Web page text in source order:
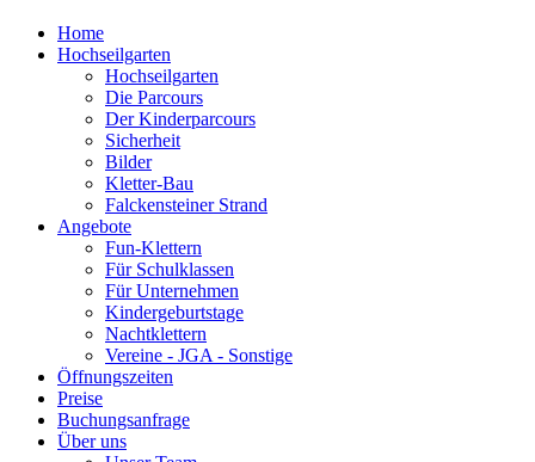
Home
Hochseilgarten
Hochseilgarten
Die Parcours
Der Kinderparcours
Sicherheit
Bilder
Kletter-Bau
Falckensteiner Strand
Angebote
Fun-Klettern
Für Schulklassen
Für Unternehmen
Kindergeburtstage
Nachtklettern
Vereine - JGA - Sonstige
Öffnungszeiten
Preise
Buchungsanfrage
Über uns